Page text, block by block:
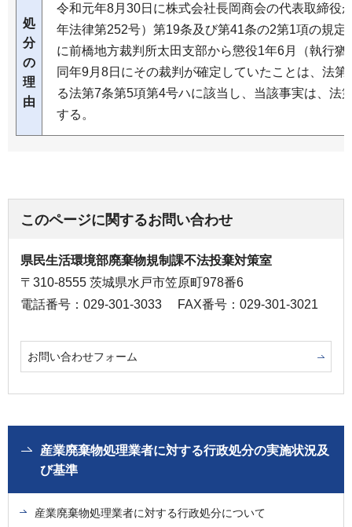
処
分
の
理
由
令和元年8月30日に株式会社長岡商会の代表取締役
年法律第252号）第19条及び第41条の2第1項の規
に前橋地方裁判所太田支部から懲役1年6月（執行
同年9月8日にその裁判が確定していたことは、法
る法第7条第5項第4号ハに該当し、当該事実は、法
する。
このページに関するお問い合わせ
県民生活環境部廃棄物規制課不法投棄対策室
〒310-8555 茨城県水戸市笠原町978番6
電話番号：029-301-3033
FAX番号：029-301-3021
お問い合わせフォーム
産業廃棄物処理業者に対する行政処分の実施状況及
び基準
産業廃棄物処理業者に対する行政処分について